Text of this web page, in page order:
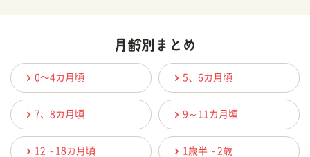
0〜4カ月頃 5、6カ月頃
7、8カ月頃 9～11カ月頃
12～18カ月頃 1歳半～2歳